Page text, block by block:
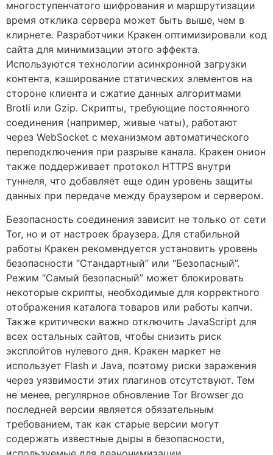
многоступенчатого шифрования и маршрутизации
время отклика сервера может быть выше, чем в
клирнете. Разработчики Кракен оптимизировали код
сайта для минимизации этого эффекта.
Используются технологии асинхронной загрузки
контента, кэширование статических элементов на
стороне клиента и сжатие данных алгоритмами
Brotli или Gzip. Скрипты, требующие постоянного
соединения (например, живые чаты), работают
через WebSocket с механизмом автоматического
переподключения при разрыве канала. Кракен онион
также поддерживает протокол HTTPS внутри
туннеля, что добавляет еще один уровень защиты
данных при передаче между браузером и сервером.
Безопасность соединения зависит не только от сети
Tor, но и от настроек браузера. Для стабильной
работы Кракен рекомендуется установить уровень
безопасности “Стандартный” или “Безопасный”.
Режим “Самый безопасный” может блокировать
некоторые скрипты, необходимые для корректного
отображения каталога товаров или работы капчи.
Также критически важно отключить JavaScript для
всех остальных сайтов, чтобы снизить риск
эксплойтов нулевого дня. Кракен маркет не
использует Flash и Java, поэтому риски заражения
через уязвимости этих плагинов отсутствуют. Тем
не менее, регулярное обновление Tor Browser до
последней версии является обязательным
требованием, так как старые версии могут
содержать известные дыры в безопасности,